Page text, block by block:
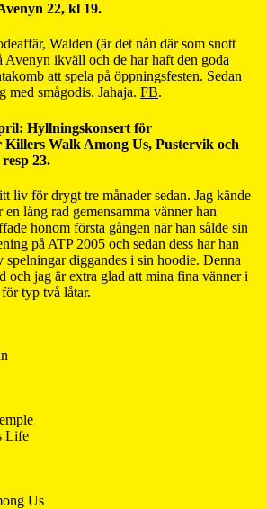
22, kl 19.
Walden (är det nån där som snott
Avenyn ikväll och de har haft den goda
att spela på öppningsfesten. Sedan
med smågodis. Jahaja. FB.
Hyllningskonsert för
Killers Walk Among Us, Pustervik och
23.
liv för drygt tre månader sedan. Jag kände
lång rad gemensamma vänner han
honom första gången när han sålde sin
på ATP 2005 och sedan dess har han
spelningar diggandes i sin hoodie. Denna
och jag är extra glad att mina fina vänner i
typ två låtar.
Life
Us